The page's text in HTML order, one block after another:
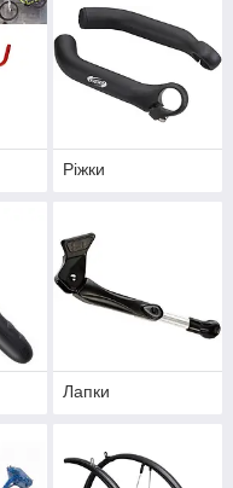
Ріжки
Лапки